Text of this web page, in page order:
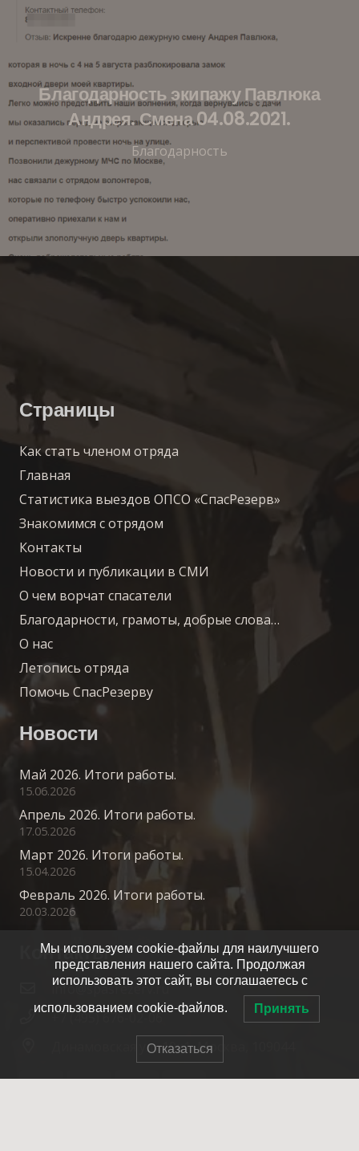
Благодарность экипажу Павлюка
Андрея. Смена 04.08.2021.
Благодарность
Страницы
Как стать членом отряда
Главная
Статистика выездов ОПСО «СпасРезерв»
Знакомимся с отрядом
Контакты
Новости и публикации в СМИ
О чем ворчат спасатели
Благодарности, грамоты, добрые слова…
О нас
Летопись отряда
Помочь СпасРезерву
Новости
Май 2026. Итоги работы.
15.06.2026
Апрель 2026. Итоги работы.
17.05.2026
Март 2026. Итоги работы.
15.04.2026
Февраль 2026. Итоги работы.
20.03.2026
Контакты
info@spasrezerv.ru
+7 (495) 676-02-06
Динамовская ул., 10к1, Москва, 109044
Мы используем cookie-файлы для наилучшего
представления нашего сайта. Продолжая
использовать этот сайт, вы соглашаетесь с
использованием cookie-файлов. Принять
Отказаться